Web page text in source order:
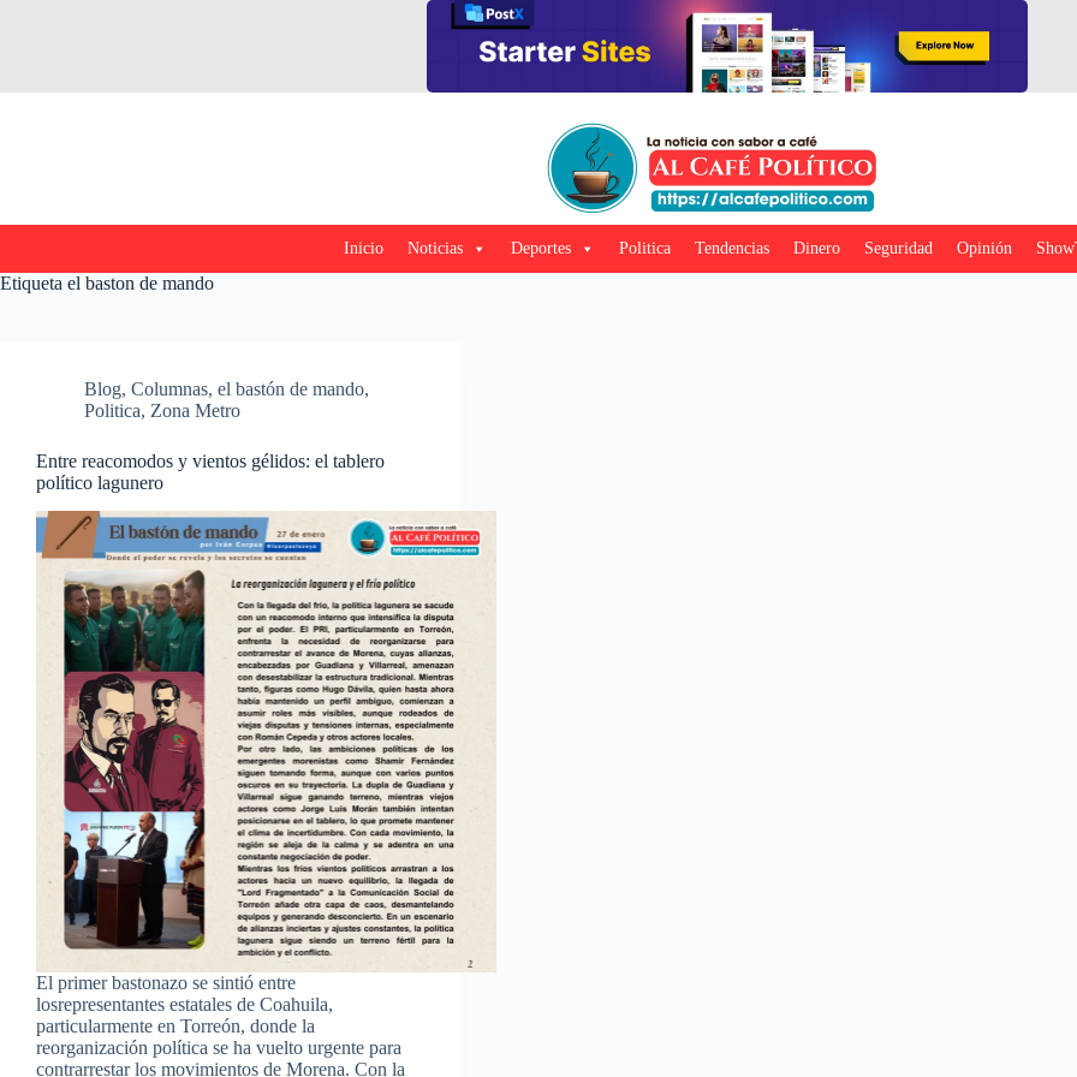
Inicio Noticias Deportes Politica Tendencias Dinero Seguridad Opinión
Etiqueta el baston de mando
Blog, Columnas, el bastón de mando,
Politica, Zona Metro
Entre reacomodos y vientos gélidos: el tablero
político lagunero
El primer bastonazo se sintió entre
losrepresentantes estatales de Coahuila,
particularmente en Torreón, donde la
reorganización política se ha vuelto urgente para
contrarrestar los movimientos de Morena. Con la